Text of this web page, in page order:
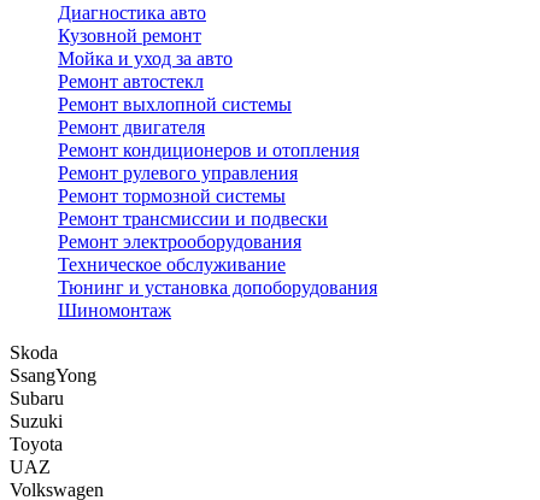
Диагностика авто
Кузовной ремонт
Мойка и уход за авто
Ремонт автостекл
Ремонт выхлопной системы
Ремонт двигателя
Ремонт кондиционеров и отопления
Ремонт рулевого управления
Ремонт тормозной системы
Ремонт трансмиссии и подвески
Ремонт электрооборудования
Техническое обслуживание
Тюнинг и установка допоборудования
Шиномонтаж
Skoda
SsangYong
Subaru
Suzuki
Toyota
UAZ
Volkswagen